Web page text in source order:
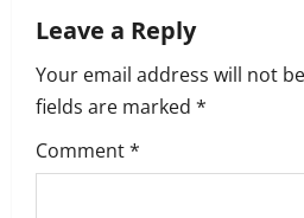
v
i
g
a
Leave a Reply
Your email address will not
fields are marked *
Comment*